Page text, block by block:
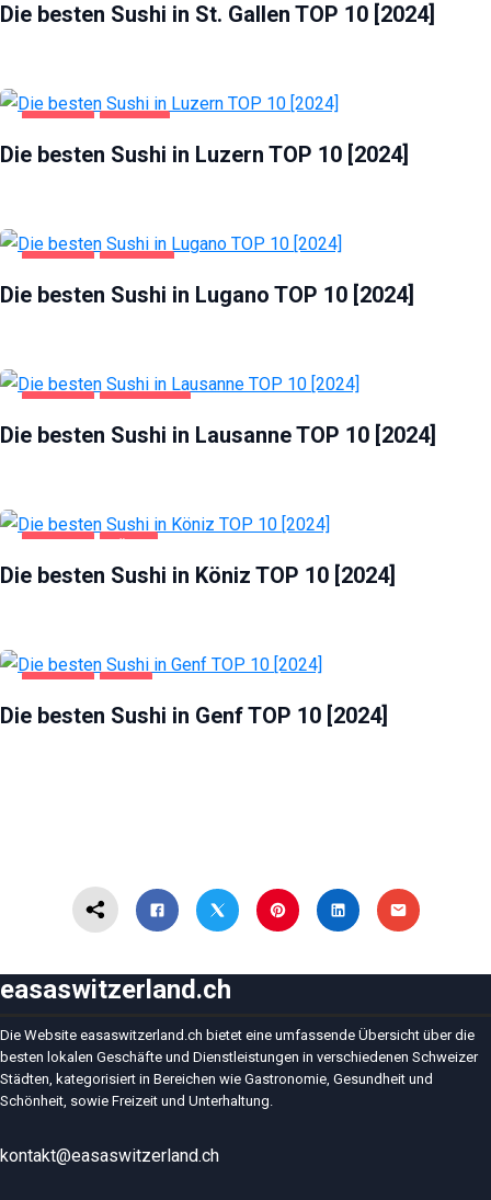
Die besten Sushi in St. Gallen TOP 10 [2024]
Die besten Sushi in Luzern TOP 10 [2024]
Die besten Sushi in Lugano TOP 10 [2024]
Die besten Sushi in Lausanne TOP 10 [2024]
Die besten Sushi in Köniz TOP 10 [2024]
Die besten Sushi in Genf TOP 10 [2024]
easaswitzerland.ch
Die Website easaswitzerland.ch bietet eine umfassende Übersicht über die
besten lokalen Geschäfte und Dienstleistungen in verschiedenen Schweizer
Städten, kategorisiert in Bereichen wie Gastronomie, Gesundheit und
Schönheit, sowie Freizeit und Unterhaltung.
kontakt@easaswitzerland.ch